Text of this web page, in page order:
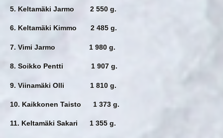
5. Keltamäki Jarmo 2 550 g.
6. Keltamäki Kimmo 2 485 g.
7. Vimi Jarmo 1 980 g.
8. Soikko Pentti 1 907 g.
9. Viinamäki Olli 1 810 g.
10. Kaikkonen Taisto 1 373 g.
11. Keltamäki Sakari 1 355 g.